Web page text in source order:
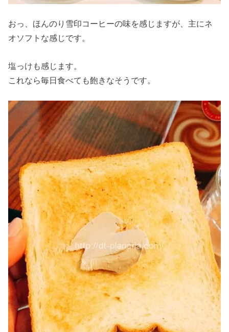
おっ、ほんのり雪印コーヒーの味を感じますが、主にネ
オソフトな感じです。
塩っけも感じます。
これなら毎日食べても飽きなそうです。